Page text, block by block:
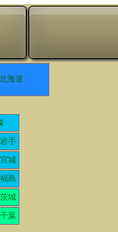
北海道
岩手
宮城
福島
茨城
千葉